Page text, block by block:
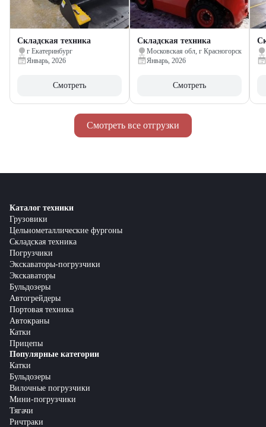
Смотреть все отгрузки
Складская техника
г Екатеринбург
Январь, 2026
Смотреть
Складская техника
Московская обл, г Красногорск
Январь, 2026
Смотреть
Каталог техники
Грузовики
Цельнометаллические фургоны
Складская техника
Погрузчики
Экскаваторы-погрузчики
Экскаваторы
Бульдозеры
Автогрейдеры
Портовая техника
Автокраны
Катки
Прицепы
Популярные категории
Катки
Бульдозеры
Вилочные погрузчики
Мини-погрузчики
Тягачи
Ричтраки